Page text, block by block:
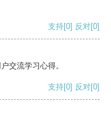
支持[0] 反对[0]
交流学习心得。
支持[0] 反对[0]